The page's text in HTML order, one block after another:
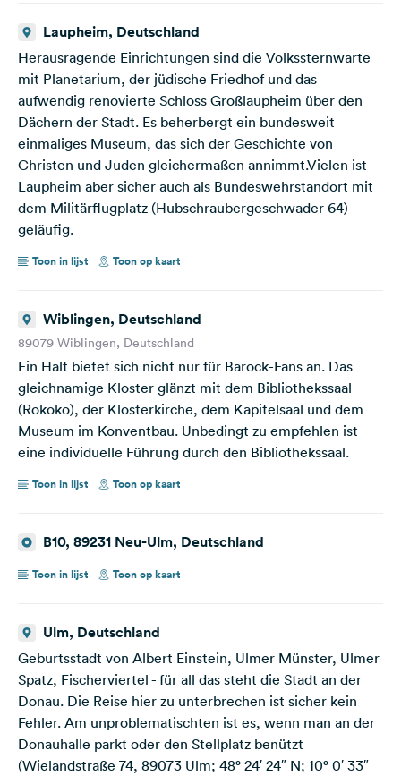
Laupheim, Deutschland
Herausragende Einrichtungen sind die Volkssternwarte
mit Planetarium, der jüdische Friedhof und das
aufwendig renovierte Schloss Großlaupheim über den
Dächern der Stadt. Es beherbergt ein bundesweit
einmaliges Museum, das sich der Geschichte von
Christen und Juden gleichermaßen annimmt.Vielen ist
Laupheim aber sicher auch als Bundeswehrstandort mit
dem Militärflugplatz (Hubschraubergeschwader 64)
geläufig.
Toon in lijst Toon op kaart
Wiblingen, Deutschland
89079 Wiblingen, Deutschland
Ein Halt bietet sich nicht nur für Barock-Fans an. Das
gleichnamige Kloster glänzt mit dem Bibliothekssaal
(Rokoko), der Klosterkirche, dem Kapitelsaal und dem
Museum im Konventbau. Unbedingt zu empfehlen ist
eine individuelle Führung durch den Bibliothekssaal.
Toon in lijst Toon op kaart
B10, 89231 Neu-Ulm, Deutschland
Toon in lijst Toon op kaart
Ulm, Deutschland
Geburtsstadt von Albert Einstein, Ulmer Münster, Ulmer
Spatz, Fischerviertel - für all das steht die Stadt an der
Donau. Die Reise hier zu unterbrechen ist sicher kein
Fehler. Am unproblematischten ist es, wenn man an der
Donauhalle parkt oder den Stellplatz benützt
(Wielandstraße 74, 89073 Ulm; 48° 24′ 24″ N; 10° 0′ 33″